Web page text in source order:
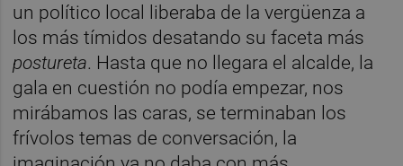
un político local liberaba de la vergüenza a
los más tímidos desatando su faceta más
postureta. Hasta que no llegara el alcalde, la
gala en cuestión no podía empezar, nos
mirábamos las caras, se terminaban los
frívolos temas de conversación, la